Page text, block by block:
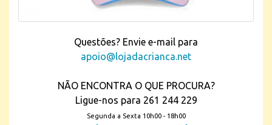
Questões? Envie e-mail para
apoio@lojadacrianca.net
NÃO ENCONTRA O QUE PROCURA?
Ligue-nos para 261 244 229
Segunda a Sexta 10h00 - 18h00